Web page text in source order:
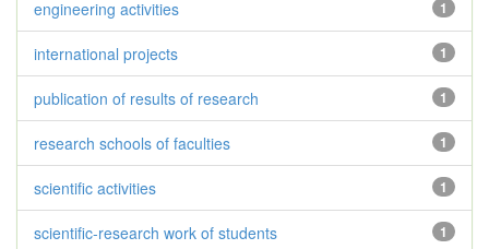
1
engineering activities
1
international projects
1
publication of results of research
1
research schools of faculties
1
scientific activities
1
scientific-research work of students